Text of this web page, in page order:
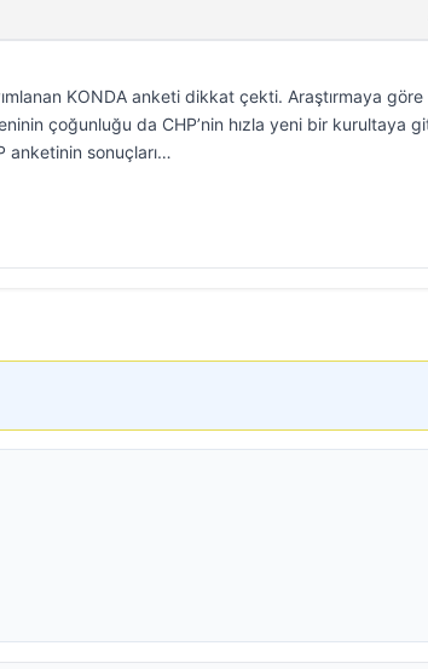
KONDA anketi dikkat çekti. Araştırmaya göre
çoğunluğu da CHP’nin hızla yeni bir kurultaya
anketinin sonuçları…